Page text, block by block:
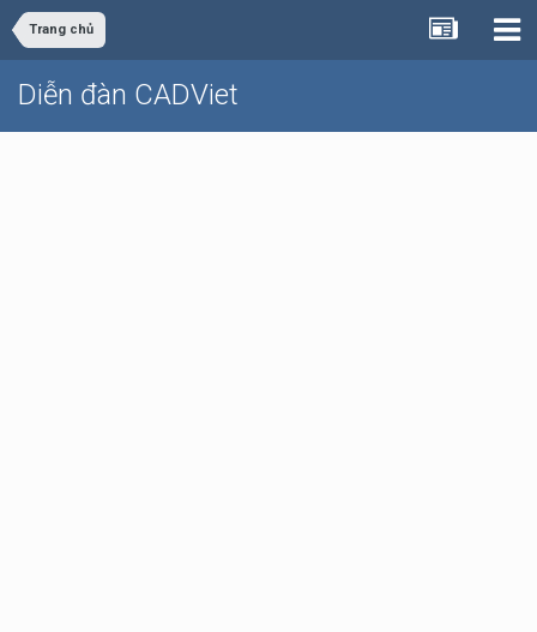
Trang chủ
Diễn đàn CADViet